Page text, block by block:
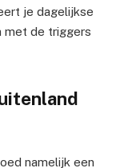
je dagelijkse
met de triggers
namelijk een